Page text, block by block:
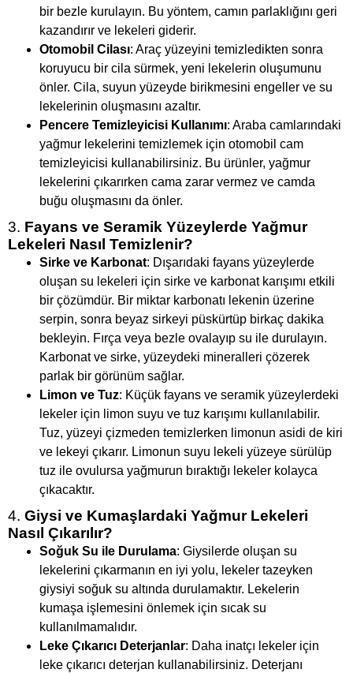
bir bezle kurulayın. Bu yöntem, camın parlaklığını geri
kazandırır ve lekeleri giderir.
Otomobil Cilası: Araç yüzeyini temizledikten sonra
koruyucu bir cila sürmek, yeni lekelerin oluşumunu
önler. Cila, suyun yüzeyde birikmesini engeller ve su
lekelerinin oluşmasını azaltır.
Pencere Temizleyicisi Kullanımı: Araba camlarındaki
yağmur lekelerini temizlemek için otomobil cam
temizleyicisi kullanabilirsiniz. Bu ürünler, yağmur
lekelerini çıkarırken cama zarar vermez ve camda
buğu oluşmasını da önler.
3. Fayans ve Seramik Yüzeylerde Yağmur
Lekeleri Nasıl Temizlenir?
Sirke ve Karbonat: Dışarıdaki fayans yüzeylerde
oluşan su lekeleri için sirke ve karbonat karışımı etkili
bir çözümdür. Bir miktar karbonatı lekenin üzerine
serpin, sonra beyaz sirkeyi püskürtüp birkaç dakika
bekleyin. Fırça veya bezle ovalayıp su ile durulayın.
Karbonat ve sirke, yüzeydeki mineralleri çözerek
parlak bir görünüm sağlar.
Limon ve Tuz: Küçük fayans ve seramik yüzeylerdeki
lekeler için limon suyu ve tuz karışımı kullanılabilir.
Tuz, yüzeyi çizmeden temizlerken limonun asidi de kiri
ve lekeyi çıkarır. Limonun suyu lekeli yüzeye sürülüp
tuz ile ovulursa yağmurun bıraktığı lekeler kolayca
çıkacaktır.
4. Giysi ve Kumaşlardaki Yağmur Lekeleri
Nasıl Çıkarılır?
Soğuk Su ile Durulama: Giysilerde oluşan su
lekelerini çıkarmanın en iyi yolu, lekeler tazeyken
giysiyi soğuk su altında durulamaktır. Lekelerin
kumaşa işlemesini önlemek için sıcak su
kullanılmamalıdır.
Leke Çıkarıcı Deterjanlar: Daha inatçı lekeler için
leke çıkarıcı deterjan kullanabilirsiniz. Deterjanı